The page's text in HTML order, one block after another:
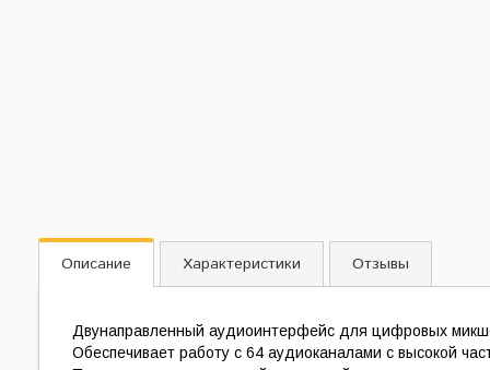
Описание Характеристики Отзывы
Двунаправленный аудиоинтерфейс для цифровых
Обеспечивает работу с 64 аудиоканалами с высокой